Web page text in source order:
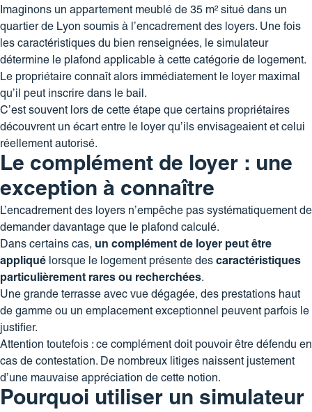
Imaginons un appartement meublé de 35 m² situé dans un
quartier de Lyon soumis à l’encadrement des loyers. Une fois
les caractéristiques du bien renseignées, le simulateur
détermine le plafond applicable à cette catégorie de logement.
Le propriétaire connaît alors immédiatement le loyer maximal
qu’il peut inscrire dans le bail.
C’est souvent lors de cette étape que certains propriétaires
découvrent un écart entre le loyer qu’ils envisageaient et celui
réellement autorisé.
Le complément de loyer : une
exception à connaître
L’encadrement des loyers n’empêche pas systématiquement de
demander davantage que le plafond calculé.
Dans certains cas, un complément de loyer peut être
appliqué lorsque le logement présente des caractéristiques
particulièrement rares ou recherchées.
Une grande terrasse avec vue dégagée, des prestations haut
de gamme ou un emplacement exceptionnel peuvent parfois le
justifier.
Attention toutefois : ce complément doit pouvoir être défendu en
cas de contestation. De nombreux litiges naissent justement
d’une mauvaise appréciation de cette notion.
Pourquoi utiliser un simulateur